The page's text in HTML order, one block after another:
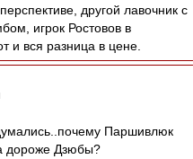
другой лавочник с
игрок Ростовов в
и вся разница в цене.
Паршивлюк
дороже Дзюбы?